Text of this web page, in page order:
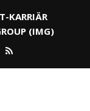
KARRIÄR
(IMG)